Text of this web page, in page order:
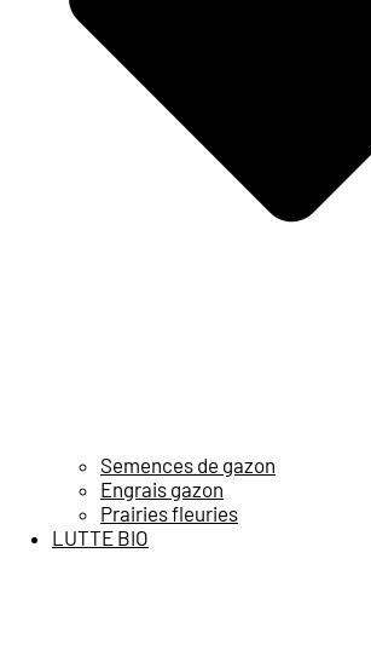
Semences de gazon
Engrais gazon
Prairies fleuries
LUTTE BIO